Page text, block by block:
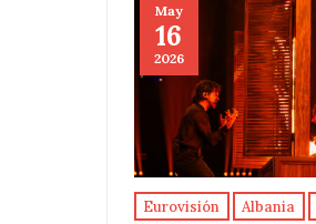
May
16
2026
Eurovisión Albania